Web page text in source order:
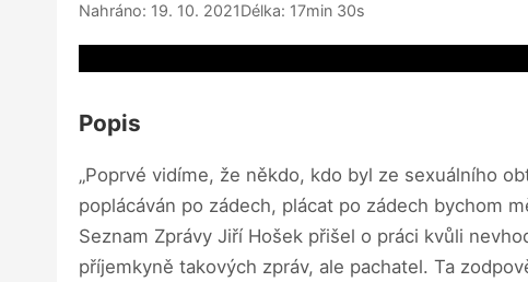
Nahráno: 19. 10. 2021Délka: 17min 30s
Popis
„Poprvé vidíme, že někdo, kdo byl ze sexuálního
poplácáván po zádech, plácat po zádech bychom
Seznam Zprávy Jiří Hošek přišel o práci kvůli
příjemkyně takových zpráv, ale pachatel. Ta